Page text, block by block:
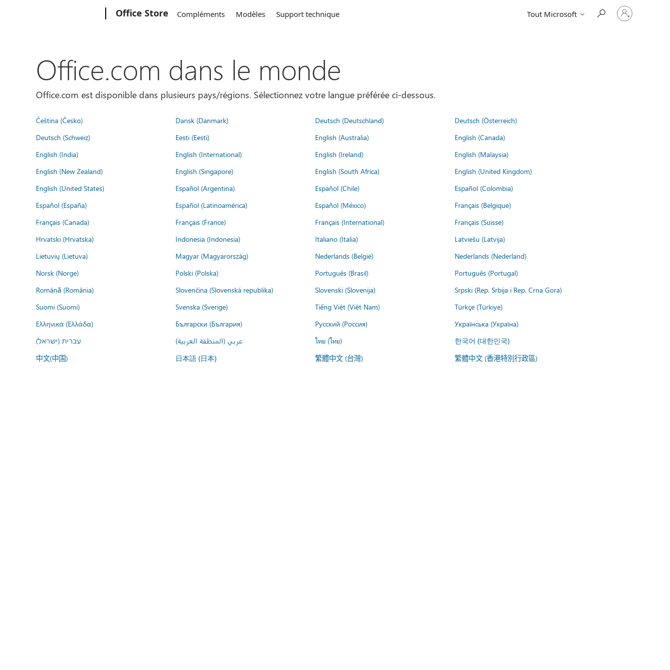
Office Store Compléments Modèles Support technique Tout Microsoft
Connectez-
vous
Office.com dans le monde
Office.com est disponible dans plusieurs pays/régions. Sélectionnez votre langue préférée ci-dessous.
Čeština (Česko) Dansk (Danmark) Deutsch (Deutschland)
Deutsch (Österreich)
Deutsch (Schweiz)
Eesti (Eesti) English (Australia)
English (Canada)
English (India)
English (International) English (Ireland)
English (Malaysia)
English (New Zealand)
English (Singapore) English (South Africa)
English (United Kingdom)
English (United States)
Español (Argentina) Español (Chile)
Español (Colombia)
Español (España)
Español (Latinoamérica) Español (México)
Français (Belgique)
Français (Canada)
Français (France) Français (International)
Français (Suisse)
Hrvatski (Hrvatska)
Indonesia (Indonesia) Italiano (Italia)
Latviešu (Latvija)
Lietuvių (Lietuva)
Magyar (Magyarország) Nederlands (België)
Nederlands (Nederland)
Norsk (Norge)
Polski (Polska) Português (Brasil)
Português (Portugal)
Română (România)
Slovenčina (Slovenská republika) Slovenski (Slovenija)
Srpski (Rep. Srbija i Rep. Crna Gora)
Suomi (Suomi)
Svenska (Sverige) Tiếng Việt (Việt Nam)
Türkçe (Türkiye)
Ελληνικά (Ελλάδα)
Български (България) Русский (Россия)
Українська (Україна)
עברית (ישראל)
عربي (المنطقة العربية) ไทย (ไทย) 한국어 (대한민국)
中文(中国) 日本語 (日本) 繁體中文 (台灣) 繁體中文 (香港特別行政區)